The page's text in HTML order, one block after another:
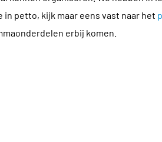
petto, kijk maar eens vast naar het
erbij komen.